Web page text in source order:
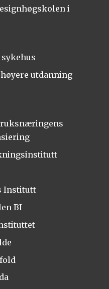
i
utdanning
Institutt
BI